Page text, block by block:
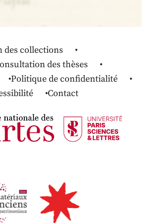
des collections
des thèses
Politique de confidentialité
Contact